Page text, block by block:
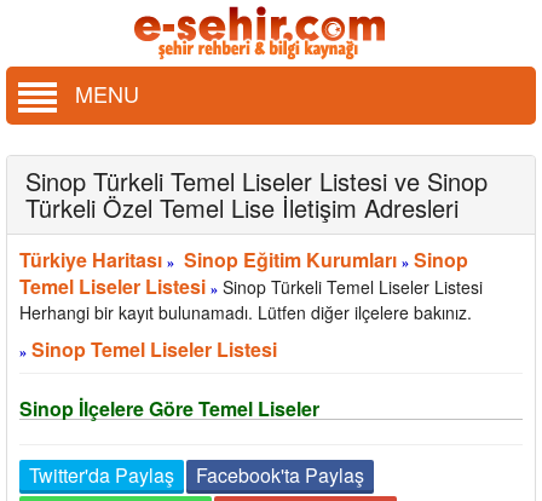
MENU
Sinop Türkeli Temel Liseler Listesi ve Sinop
Türkeli Özel Temel Lise İletişim Adresleri
Türkiye Haritası » Sinop Eğitim Kurumları » Sinop
Temel Liseler Listesi » Sinop Türkeli Temel Liseler Listesi
Herhangi bir kayıt bulunamadı. Lütfen diğer ilçelere bakınız.
» Sinop Temel Liseler Listesi
Sinop İlçelere Göre Temel Liseler
Twitter'da Paylaş
Facebook'ta Paylaş